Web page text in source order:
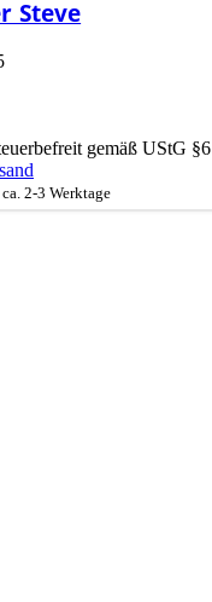
Steve
gemäß UStG §6
2-3 Werktage